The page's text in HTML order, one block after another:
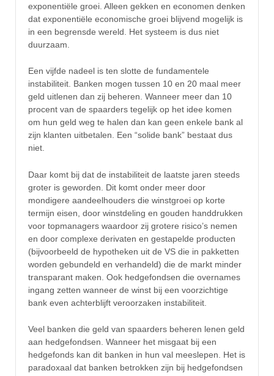
exponentiële groei. Alleen gekken en economen denken
dat exponentiële economische groei blijvend mogelijk is
in een begrensde wereld. Het systeem is dus niet
duurzaam.
Een vijfde nadeel is ten slotte de fundamentele
instabiliteit. Banken mogen tussen 10 en 20 maal meer
geld uitlenen dan zij beheren. Wanneer meer dan 10
procent van de spaarders tegelijk op het idee komen
om hun geld weg te halen dan kan geen enkele bank al
zijn klanten uitbetalen. Een “solide bank” bestaat dus
niet.
Daar komt bij dat de instabiliteit de laatste jaren steeds
groter is geworden. Dit komt onder meer door
mondigere aandeelhouders die winstgroei op korte
termijn eisen, door winstdeling en gouden handdrukken
voor topmanagers waardoor zij grotere risico’s nemen
en door complexe derivaten en gestapelde producten
(bijvoorbeeld de hypotheken uit de VS die in pakketten
worden gebundeld en verhandeld) die de markt minder
transparant maken. Ook hedgefondsen die overnames
ingang zetten wanneer de winst bij een voorzichtige
bank even achterblijft veroorzaken instabiliteit.
Veel banken die geld van spaarders beheren lenen geld
aan hedgefondsen. Wanneer het misgaat bij een
hedgefonds kan dit banken in hun val meeslepen. Het is
paradoxaal dat banken betrokken zijn bij hedgefondsen